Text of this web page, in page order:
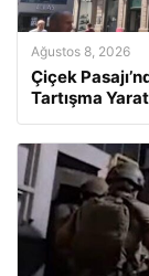
Ağustos 8, 2026
Çiçek
Tartışma